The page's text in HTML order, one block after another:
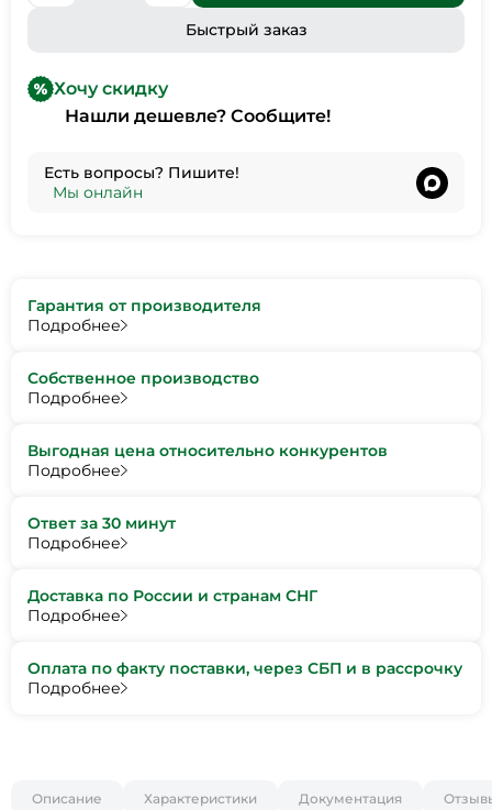
Быстрый заказ
Хочу скидку
Нашли дешевле? Сообщите!
Есть вопросы? Пишите!
Мы онлайн
Гарантия от производителя
Подробнее
Собственное производство
Подробнее
Выгодная цена относительно конкурентов
Подробнее
Ответ за 30 минут
Подробнее
Доставка по России и странам СНГ
Подробнее
Оплата по факту поставки, через СБП и в рассрочку
Подробнее
Описание Характеристики Документация